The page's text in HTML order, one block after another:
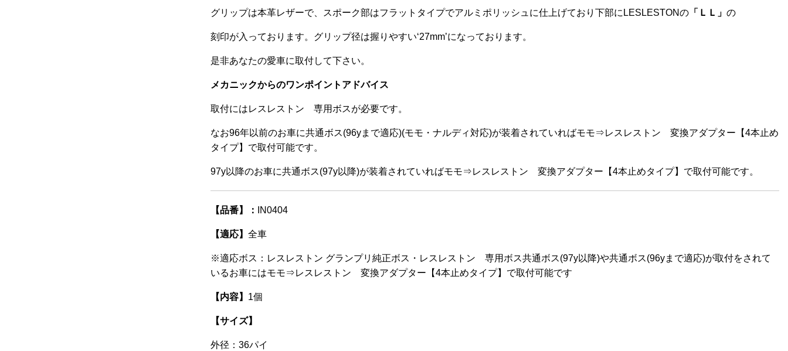
グリップは本革レザーで、スポーク部はフラットタイプでアルミポリッシュに仕上げており下部にLESLESTONの 「ＬＬ」 の
刻印が入っております。グリップ径は握りやすい‘27mm’になっております。
是非あなたの愛車に取付して下さい。
メカニックからのワンポイントアドバイス
取付にはレスレストン 専用ボスが必要です。
なお96年以前のお車に共通ボス(96yまで適応)(モモ・ナルディ対応)が装着されていればモモ⇒レスレストン 変換アダプター【4本止め
タイプ】で取付可能です。
97y以降のお車に共通ボス(97y以降)が装着されていればモモ⇒レスレストン 変換アダプター【4本止めタイプ】で取付可能です。
【品番】： IN0404
【適応】 全車
※適応ボス：レスレストン グランプリ純正ボス・レスレストン 専用ボス共通ボス(97y以降)や共通ボス(96yまで適応)が取付をされて
いるお車にはモモ⇒レスレストン 変換アダプター【4本止めタイプ】で取付可能です
【内容】 1個
【サイズ】
外径：36パイ